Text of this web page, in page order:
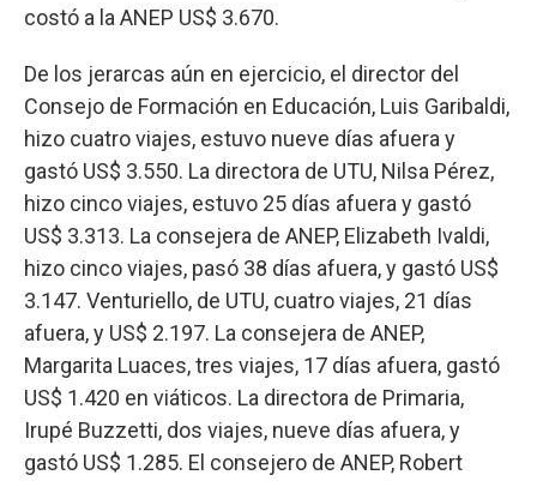
costó a la ANEP US$ 3.670.
De los jerarcas aún en ejercicio, el director del
Consejo de Formación en Educación, Luis Garibaldi,
hizo cuatro viajes, estuvo nueve días afuera y
gastó US$ 3.550. La directora de UTU, Nilsa Pérez,
hizo cinco viajes, estuvo 25 días afuera y gastó
US$ 3.313. La consejera de ANEP, Elizabeth Ivaldi,
hizo cinco viajes, pasó 38 días afuera, y gastó US$
3.147. Venturiello, de UTU, cuatro viajes, 21 días
afuera, y US$ 2.197. La consejera de ANEP,
Margarita Luaces, tres viajes, 17 días afuera, gastó
US$ 1.420 en viáticos. La directora de Primaria,
Irupé Buzzetti, dos viajes, nueve días afuera, y
gastó US$ 1.285. El consejero de ANEP, Robert